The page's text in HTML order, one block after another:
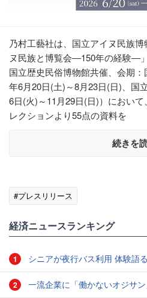
乃村工藝社は、国立アイヌ民族
ヌ民族と博覧会―150年の経験―
国立歴史民俗博物館共催、会期
年6月20日(土)～8月23日(日)、国
6日(火)～11月29日(日)）におい
レクションより55点の資料を
続きを
#プレスリリース
経済ニュースランキング
1 シニアが夜行バス利用 体験語る
2 一流企業に「働かないオジサン